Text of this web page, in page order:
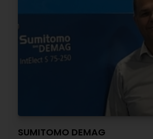
SUMITOMO DEMAG